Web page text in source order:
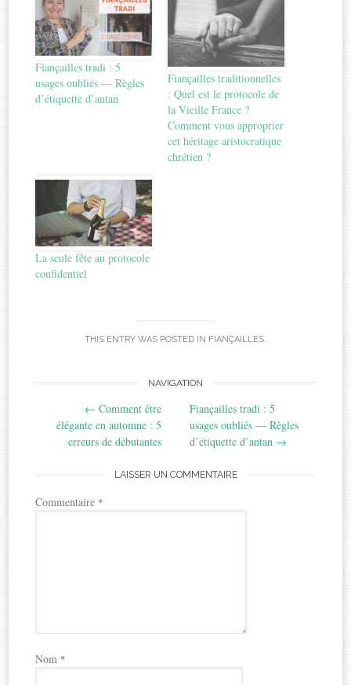
Fiançailles tradi : 5
usages oubliés — Règles
d’étiquette d’antan
Fiançailles traditionnelles
: Quel est le protocole de
la Vieille France ?
Comment vous approprier
cet héritage aristocratique
chrétien ?
La seule fête au protocole
confidentiel
THIS ENTRY WAS POSTED IN FIANÇAILLES.
navigation
NAVIGATION
← Comment être
élégante en automne : 5
erreurs de débutantes
Fiançailles tradi : 5
usages oubliés — Règles
d’étiquette d’antan →
LAISSER UN COMMENTAIRE
Commentaire *
Nom *